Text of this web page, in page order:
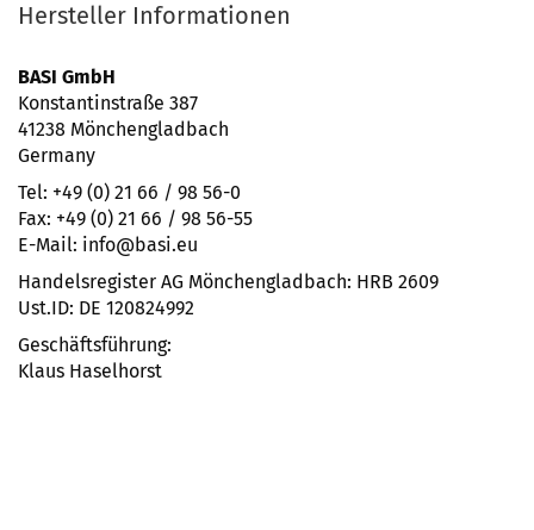
Hersteller Informationen
BASI GmbH
Konstantinstraße 387
41238 Mönchengladbach
Germany
Tel: +49 (0) 21 66 / 98 56-0
Fax: +49 (0) 21 66 / 98 56-55
E-Mail: info@basi.eu
Handelsregister AG Mönchengladbach: HRB 2609
Ust.ID: DE 120824992
Geschäftsführung:
Klaus Haselhorst